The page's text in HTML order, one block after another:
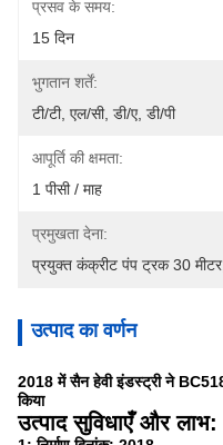
प्रसव के समय:
15 दिन
भुगतान शर्तें:
टी/टी, एल/सी, डी/ए, डी/पी
आपूर्ति की क्षमता:
1 पीसी / माह
प्रमुखता देना:
प्रयुक्त कंक्रीट पंप ट्रक 30 मीटर,
उत्पाद का वर्णन
2018 में सैन हेवी इंडस्ट्री ने
किया
उत्पाद सुविधाएँ और लाभ: